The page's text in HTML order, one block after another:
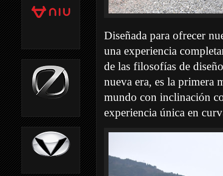
Diseñada para ofrecer
una experiencia
de las filosofías de
nueva era, es la primera
mundo con inclinación
experiencia única en